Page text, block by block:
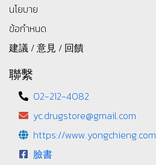
นโยบาย
ข้อกำหนด
建議 / 意見 / 回饋
聯繫
02-212-4082
yc.drugstore@gmail.com
https://www.yongchieng.com
臉書